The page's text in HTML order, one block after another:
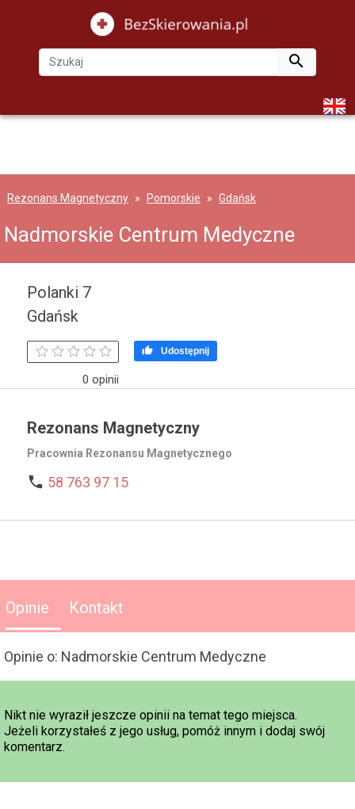

Rezonans Magnetyczny Pomorskie Gdańsk
Nadmorskie Centrum Medyczne
Polanki 7
Gdańsk
0 opinii
 Udostępnij
Rezonans Magnetyczny
Pracownia Rezonansu Magnetycznego
 58 763 97 15
Opinie Kontakt
Opinie o: Nadmorskie Centrum Medyczne
Nikt nie wyraził jeszcze opinii na temat tego miejsca.
Jeżeli korzystałeś z jego usług, pomóż innym i dodaj swój
komentarz.